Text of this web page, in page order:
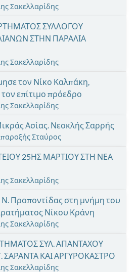
Σακελλαρίδης
ΣΥΛΛΟΓΟΥ
ΣΤΗΝ ΠΑΡΑΛΙΑ
Σακελλαρίδης
τον Νίκο Καλπάκη,
επίτιμο πρόεδρο
Σακελλαρίδης
Ασίας. Νεοκλής Σαρρής
Σταύρος
25ΗΣ ΜΑΡΤΙΟΥ ΣΤΗ ΝΕΑ
Σακελλαρίδης
Προποντίδας στη μνήμη του
Νίκου Κράνη
Σακελλαρίδης
ΣΥΛ. ΑΠΑΝΤΑΧΟΥ
ΣΑΡΑΝΤΑ ΚΑΙ ΑΡΓΥΡΟΚΑΣΤΡΟ
Σακελλαρίδης